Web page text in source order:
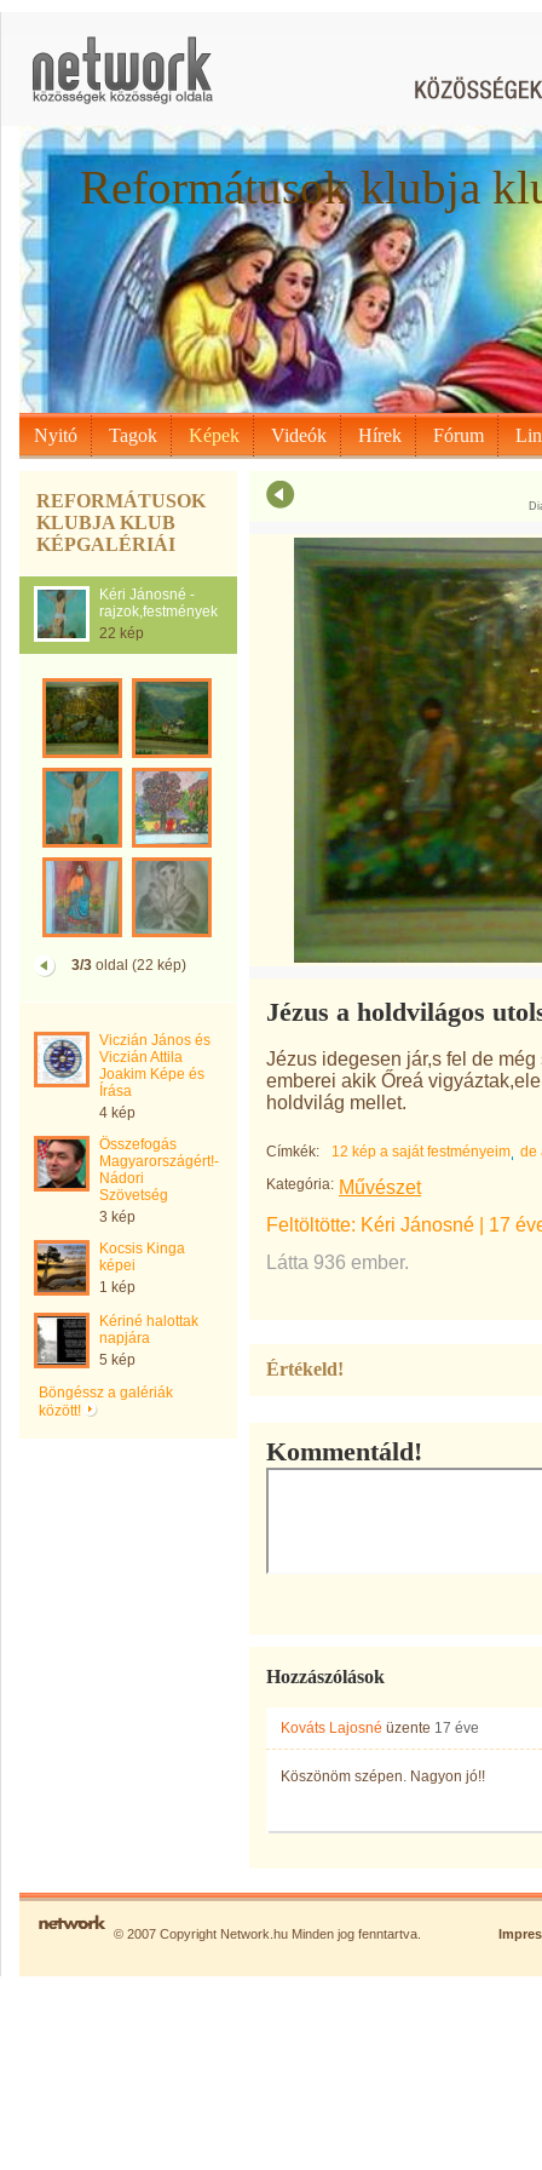
Reformátusok klubja
Nyitó Tagok Képek Videók Hírek Fórum
REFORMÁTUSOK
KLUBJA KLUB
KÉPGALÉRIÁI
Kéri Jánosné -
rajzok,festmények
22 kép
3/3oldal (22 kép)
Viczián János és
Viczián Attila
Joakim Képe és
Írása
4 kép
Összefogás
Magyarországért!-
Nádori
Szövetség
3 kép
Kocsis Kinga
képei
1 kép
Kériné halottak
napjára
5 kép
Böngéssz a galériák
között!
Jézus a holdvilágos
Jézus idegesen jár,s fel de
emberei akik Őreá
holdvilág mellet.
Címkék: 12 kép a saját festményeim de
Kategória: Művészet
Feltöltötte: Kéri Jánosné | 17
Látta 936 ember.
Értékeld!
Kommentáld!
Hozzászólások
Kováts Lajosné üzente 17 éve
Köszönöm szépen. Nagyon jó!!
© 2007 Copyright Network.hu Minden jog fenntartva.